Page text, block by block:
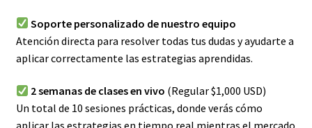
Soporte personalizado de nuestro equipo
Atención directa para resolver todas tus dudas y ayudarte a
aplicar correctamente las estrategias aprendidas.
2 semanas de clases en vivo (Regular $1,000 USD)
Un total de 10 sesiones prácticas, donde verás cómo